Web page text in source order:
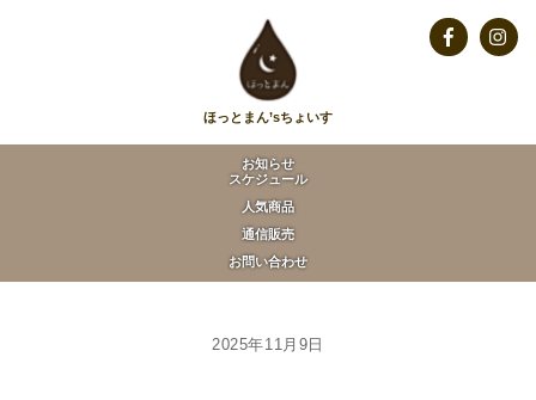
ほっとまん’sちょいす
お知らせ
スケジュール
人気商品
通信販売
お問い合わせ
Facebook
2025年11月9日